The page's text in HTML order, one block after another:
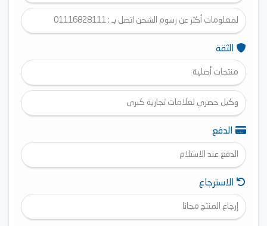
لمعلومات أكثر عن رسوم الشحن اتصل بـ : 01116828111
الثقة
منتجات أصلية
وكيل حصري لعلامات تجارية كبرى
الدفع
الدفع عند الاستلام
الاسترجاع
إرجاع المنتج مجانا